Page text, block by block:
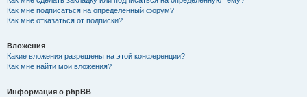
Как мне подписаться на определённый форум?
Как мне отказаться от подписки?
Вложения
Какие вложения разрешены на этой конференции?
Как мне найти мои вложения?
Информация о phpBB